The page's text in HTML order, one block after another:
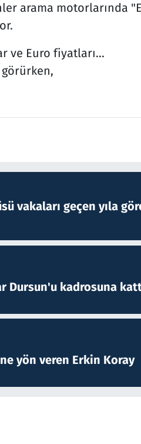
arama motorlarında
ve Euro fiyatları...
görürken,
vakaları geçen yıla
Dursun'u kadrosuna
yön veren Erkin Koray